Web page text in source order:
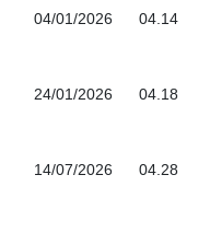
04/01/2026 04.14
24/01/2026 04.18
14/07/2026 04.28